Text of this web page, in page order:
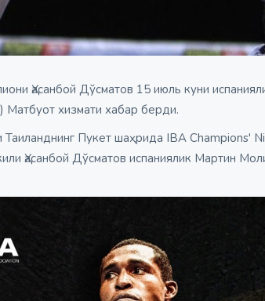
Ҳасанбой Дўсматов 15 июль куни
Матбуот хизмати хабар берди.
Таиланднинг Пукет шаҳрида IBA Champions'
Ҳасанбой Дўсматов испаниялик Мартин